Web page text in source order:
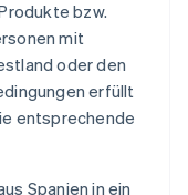
bzw.
mit
oder den
erfüllt
entsprechende
Spanien in ein